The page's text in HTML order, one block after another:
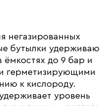
негазированных
бутылки
ёмкостях до 9 бар и
герметизирующими
к кислороду.
уровень